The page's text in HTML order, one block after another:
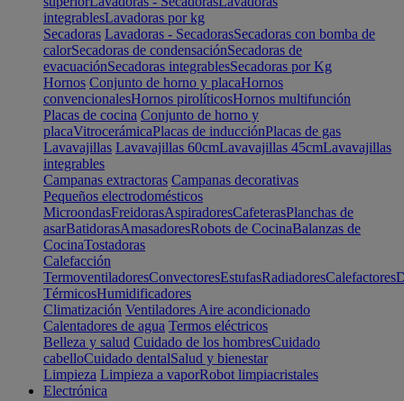
integrablesLavadoras por kg
Secadoras Lavadoras - SecadorasSecadoras con bomba de
calorSecadoras de condensaciónSecadoras de
evacuaciónSecadoras integrablesSecadoras por Kg
Hornos Conjunto de horno y placaHornos
convencionalesHornos pirolíticosHornos multifunción
Placas de cocina Conjunto de horno y
placaVitrocerámicaPlacas de inducciónPlacas de gas
Lavavajillas Lavavajillas 60cmLavavajillas 45cmLavavajillas
integrables
Campanas extractoras Campanas decorativas
Pequeños electrodomésticos
MicroondasFreidorasAspiradoresCafeterasPlanchas de
asarBatidorasAmasadoresRobots de CocinaBalanzas de
CocinaTostadoras
Calefacción
TermoventiladoresConvectoresEstufasRadiadoresCalefactores
TérmicosHumidificadores
Climatización Ventiladores Aire acondicionado
Calentadores de agua Termos eléctricos
Belleza y salud Cuidado de los hombresCuidado
cabelloCuidado dentalSalud y bienestar
Limpieza Limpieza a vaporRobot limpiacristales
Electrónica